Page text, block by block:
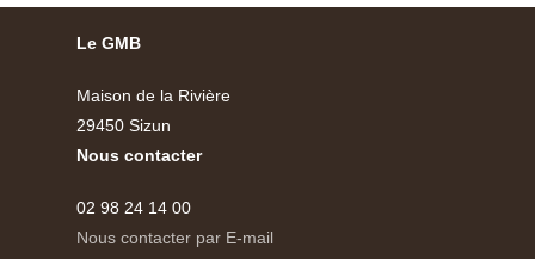
Le GMB
Maison de la Rivière
29450 Sizun
Nous contacter
02 98 24 14 00
Nous contacter par E-mail